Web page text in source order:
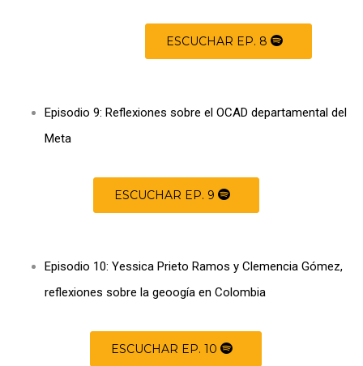
ESCUCHAR EP. 8
Episodio 9: Reflexiones sobre el OCAD departamental del
Meta
ESCUCHAR EP. 9
Episodio 10: Yessica Prieto Ramos y Clemencia Gómez,
reflexiones sobre la geoogía en Colombia
ESCUCHAR EP. 10